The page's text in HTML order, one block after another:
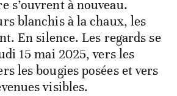
s’ouvrent à nouveau.
blanchis à la chaux, les
En silence. Les regards se
15 mai 2025, vers les
les bougies posées et vers
visibles.